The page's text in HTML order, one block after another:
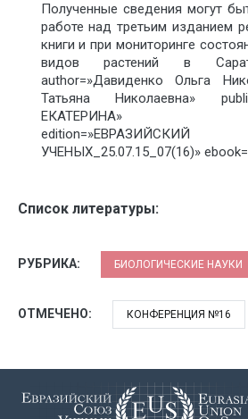
Полученные сведения могут
работе над третьим изданием
книги и при мониторинге
видов растений в
author=»Давиденко Ольга
Татьяна Николаевна»
ЕКАТЕРИНА»
УЧЕНЫХ_25.07.15_07(16)»
Список литературы:
РУБРИКА: БИОЛОГИЧЕСКИЕ НАУКИ
ОТМЕЧЕНО: КОНФЕРЕНЦИЯ №16